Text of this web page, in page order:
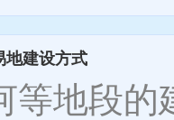
地建设方式
等地段